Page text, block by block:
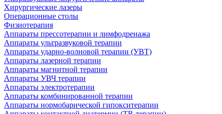
Хирургические лазеры
Операционные столы
Физиотерапия
Аппараты прессотерапии и лимфодренажа
Аппараты ультразвуковой терапии
Аппараты ударно-волновой терапии (УВТ)
Аппараты лазерной терапии
Аппараты магнитной терапии
Аппараты УВЧ терапии
Аппараты электротерапии
Аппараты комбинированной терапии
Аппараты нормобарической гипокситерапии